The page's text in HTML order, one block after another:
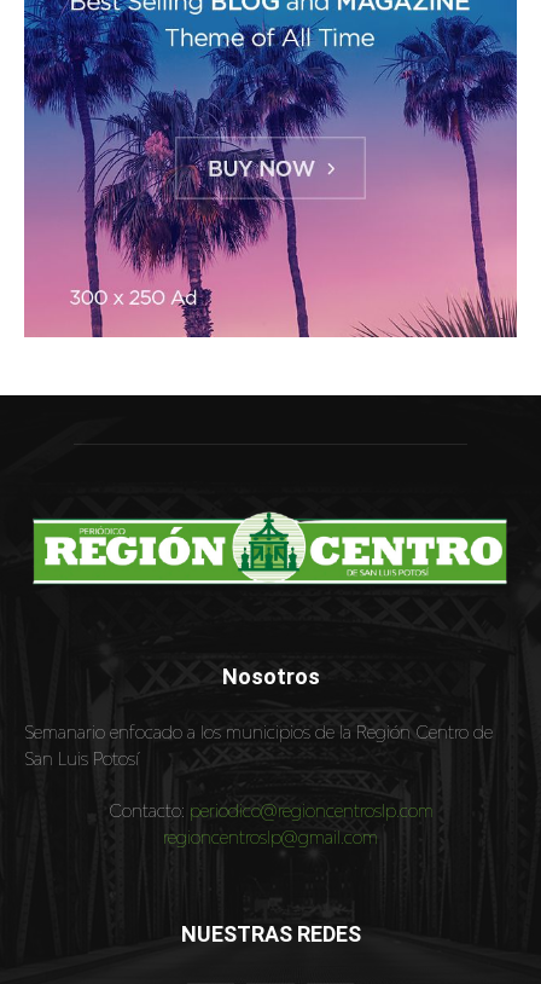
Nosotros
Semanario enfocado a los municipios de la Región Centro de
San Luis Potosí
Contacto: periodico@regioncentroslp.com
regioncentroslp@gmail.com
NUESTRAS REDES